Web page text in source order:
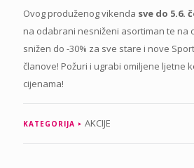
Ovog produženog vikenda sve do 5.6.
na odabrani nesniženi asortiman te na
snižen do -30% za sve stare i nove
članove! Požuri i ugrabi omiljene ljetne
cijenama!
KATEGORIJA AKCIJE